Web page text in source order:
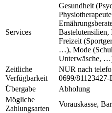
Services
Gesundheit
Freizeit
…), Mode
Unterwäsche,
Zeitliche
Verfügbarkeit
NUR nach
0699/
Übergabe
Abholung
Mögliche
Zahlungsarten
Vorauskasse,